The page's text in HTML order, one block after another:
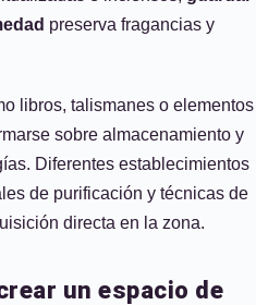
preserva fragancias y
libros, talismanes o elementos
sobre almacenamiento y
Diferentes establecimientos
de purificación y técnicas de
directa en la zona.
un espacio de